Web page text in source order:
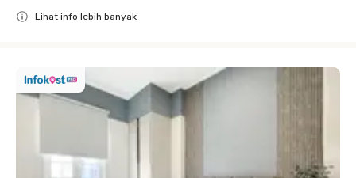
Lihat info lebih banyak